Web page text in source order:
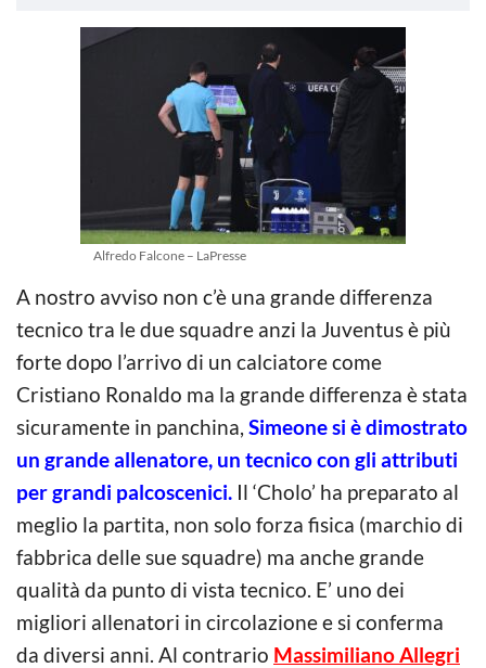
Alfredo Falcone – LaPresse
A nostro avviso non c’è una grande differenza
tecnico tra le due squadre anzi la Juventus è più
forte dopo l’arrivo di un calciatore come
Cristiano Ronaldo ma la grande differenza è stata
sicuramente in panchina, Simeone si è dimostrato
un grande allenatore, un tecnico con gli attributi
per grandi palcoscenici. Il ‘Cholo’ ha preparato al
meglio la partita, non solo forza fisica (marchio di
fabbrica delle sue squadre) ma anche grande
qualità da punto di vista tecnico. E’ uno dei
migliori allenatori in circolazione e si conferma
da diversi anni. Al contrario Massimiliano Allegri